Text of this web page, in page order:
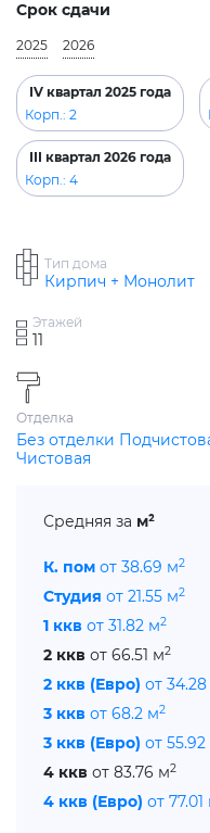
Срок сдачи
2025 2026
IV квартал 2025 года
Корп.: 2
III квартал 2026 года
Корп.: 4
Тип дома
Кирпич + Монолит
Этажей
11
Отделка
Без отделки
Чистовая
Средняя за м²
К. пом от 38.69 м2
Студия от 21.55 м2
1 ккв от 31.82 м2
2 ккв от 66.51 м2
2 ккв (Евро) от
3 ккв от 68.2 м2
3 ккв (Евро) от
4 ккв от 83.76 м2
4 ккв (Евро) от 77.01